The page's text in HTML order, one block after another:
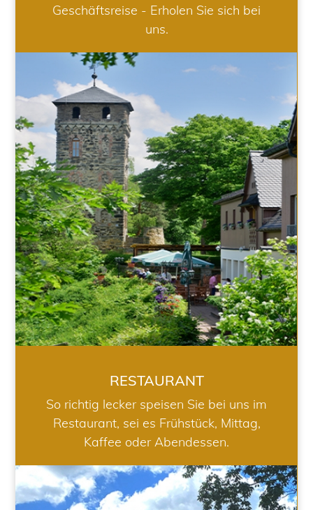
Geschäftsreise - Erholen Sie sich bei
uns.
RESTAURANT
RESTAURANT
So richtig lecker speisen Sie bei uns im
Restaurant, sei es Frühstück, Mittag,
Kaffee oder Abendessen.